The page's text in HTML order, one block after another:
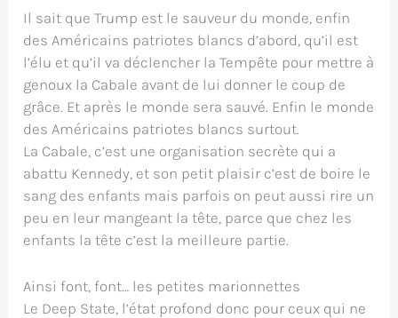
Il sait que Trump est le sauveur du monde, enfin
des Américains patriotes blancs d’abord, qu’il est
l’élu et qu’il va déclencher la Tempête pour mettre à
genoux la Cabale avant de lui donner le coup de
grâce. Et après le monde sera sauvé. Enfin le monde
des Américains patriotes blancs surtout.
La Cabale, c’est une organisation secrète qui a
abattu Kennedy, et son petit plaisir c’est de boire le
sang des enfants mais parfois on peut aussi rire un
peu en leur mangeant la tête, parce que chez les
enfants la tête c’est la meilleure partie.
Ainsi font, font… les petites marionnettes
Le Deep State, l’état profond donc pour ceux qui ne